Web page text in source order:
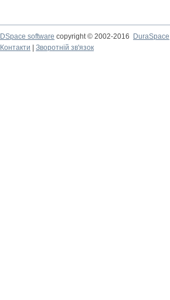
DSpace software copyright © 2002-2016
DuraSpace
Контакти
Зворотній зв'язок